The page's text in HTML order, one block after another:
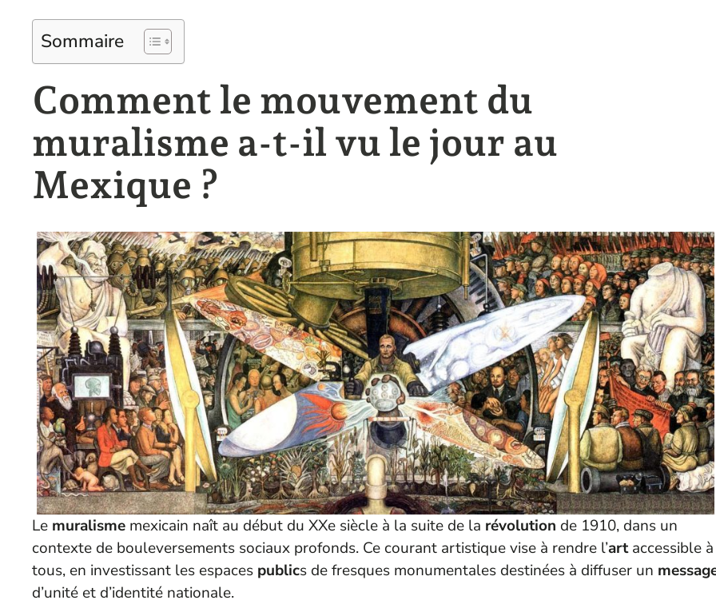
Sommaire
Comment le mouvement du
muralisme a-t-il vu le jour au
Mexique ?
Le muralisme mexicain naît au début du XXe siècle à la suite de la révolution de 1910, dans un
contexte de bouleversements sociaux profonds. Ce courant artistique vise à rendre l’artaccessible à
tous, en investissant les espaces publics de fresques monumentales destinées à diffuser un
d’unité et d’identité nationale.